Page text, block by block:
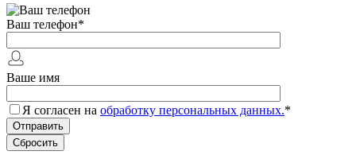
Ваш телефон*
Ваше имя
Я согласен на обработку персональных данных.*